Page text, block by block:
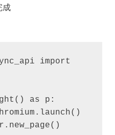
成
import
as p: